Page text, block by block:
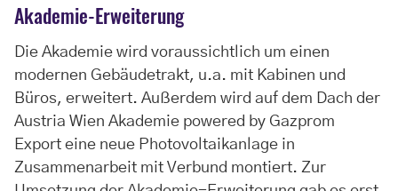
Akademie-Erweiterung
Die Akademie wird voraussichtlich um einen
modernen Gebäudetrakt, u.a. mit Kabinen und
Büros, erweitert. Außerdem wird auf dem Dach der
Austria Wien Akademie powered by Gazprom
Export eine neue Photovoltaikanlage in
Zusammenarbeit mit Verbund montiert. Zur